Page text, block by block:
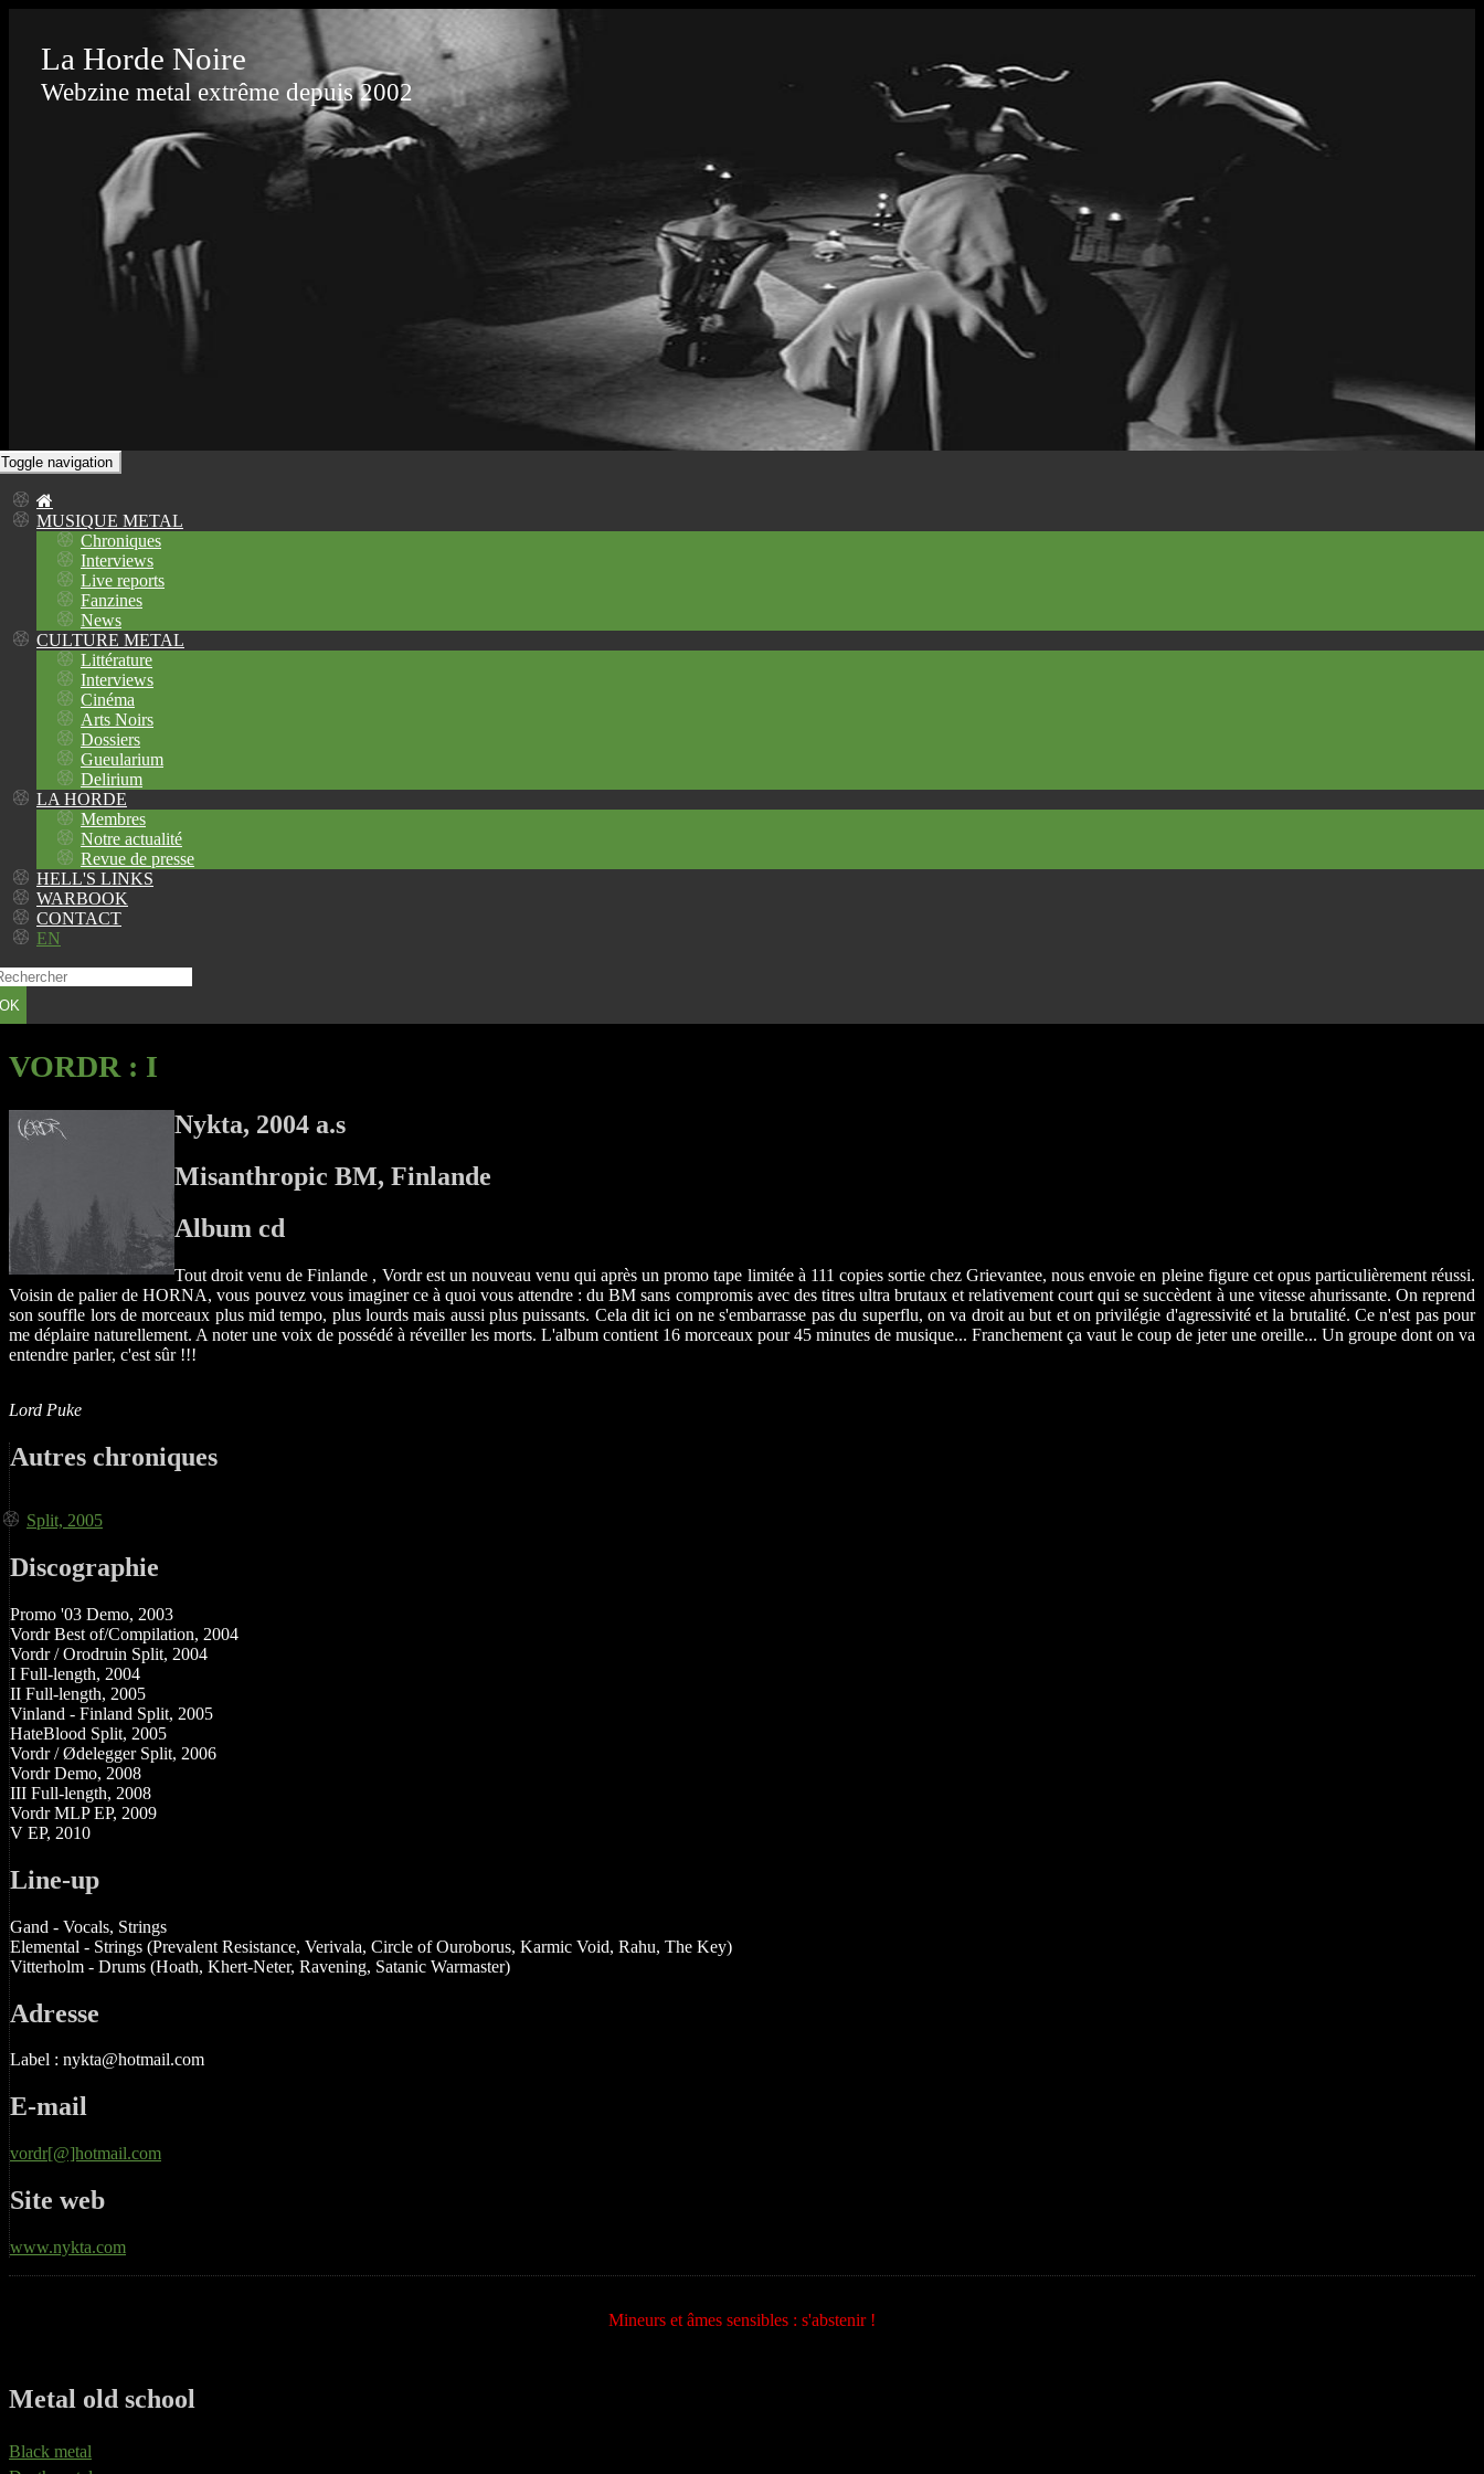
La Horde Noire
Webzine metal extrême depuis 2002
Toggle navigation
MUSIQUE METAL
Chroniques
Interviews
Live reports
Fanzines
News
CULTURE METAL
Littérature
Interviews
Cinéma
Arts Noirs
Dossiers
Gueularium
Delirium
LA HORDE
Membres
Notre actualité
Revue de presse
HELL'S LINKS
WARBOOK
CONTACT
EN
OK
VORDR: I
Nykta, 2004 a.s
Misanthropic BM, Finlande
Album cd
Tout droit venu de Finlande , Vordr est un nouveau venu qui après un promo tape limitée à 111 copies sortie chez Grievantee, nous envoie en pleine figure cet opus particulièrement réussi.
Voisin de palier de HORNA, vous pouvez vous imaginer ce à quoi vous attendre : du BM sans compromis avec des titres ultra brutaux et relativement court qui se succèdent à une vitesse ahurissante. On reprend
son souffle lors de morceaux plus mid tempo, plus lourds mais aussi plus puissants. Cela dit ici on ne s'embarrasse pas du superflu, on va droit au but et on privilégie d'agressivité et la brutalité. Ce n'est pas pour
me déplaire naturellement. A noter une voix de possédé à réveiller les morts. L'album contient 16 morceaux pour 45 minutes de musique... Franchement ça vaut le coup de jeter une oreille... Un groupe dont on va
entendre parler, c'est sûr !!!
Lord Puke
Autres chroniques
Split, 2005
Discographie
Promo '03 Demo, 2003
Vordr Best of/Compilation, 2004
Vordr / Orodruin Split, 2004
I Full-length, 2004
II Full-length, 2005
Vinland - Finland Split, 2005
HateBlood Split, 2005
Vordr / Ødelegger Split, 2006
Vordr Demo, 2008
III Full-length, 2008
Vordr MLP EP, 2009
V EP, 2010
Line-up
Gand - Vocals, Strings
Elemental - Strings (Prevalent Resistance, Verivala, Circle of Ouroborus, Karmic Void, Rahu, The Key)
Vitterholm - Drums (Hoath, Khert-Neter, Ravening, Satanic Warmaster)
Adresse
Label : nykta@hotmail.com
E-mail
vordr[@]hotmail.com
Site web
www.nykta.com
Mineurs et âmes sensibles : s'abstenir !
Metal old school
Black metal